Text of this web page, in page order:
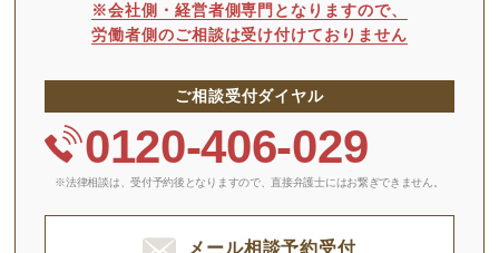
※会社側・経営者側専門となりますので、
労働者側のご相談は受け付けておりません
ご相談受付ダイヤル
0120-406-029
※法律相談は、受付予約後となりますので、 直接弁護士にはお繋ぎできません。
メール相談予約受付